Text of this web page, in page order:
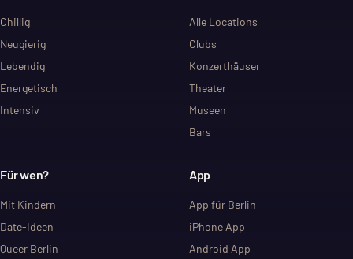
Chillig
Neugierig
Lebendig
Energetisch
Intensiv
Alle Locations
Clubs
Konzerthäuser
Theater
Museen
Bars
Für wen?
Mit Kindern
Date-Ideen
Queer Berlin
App
App für Berlin
iPhone App
Android App